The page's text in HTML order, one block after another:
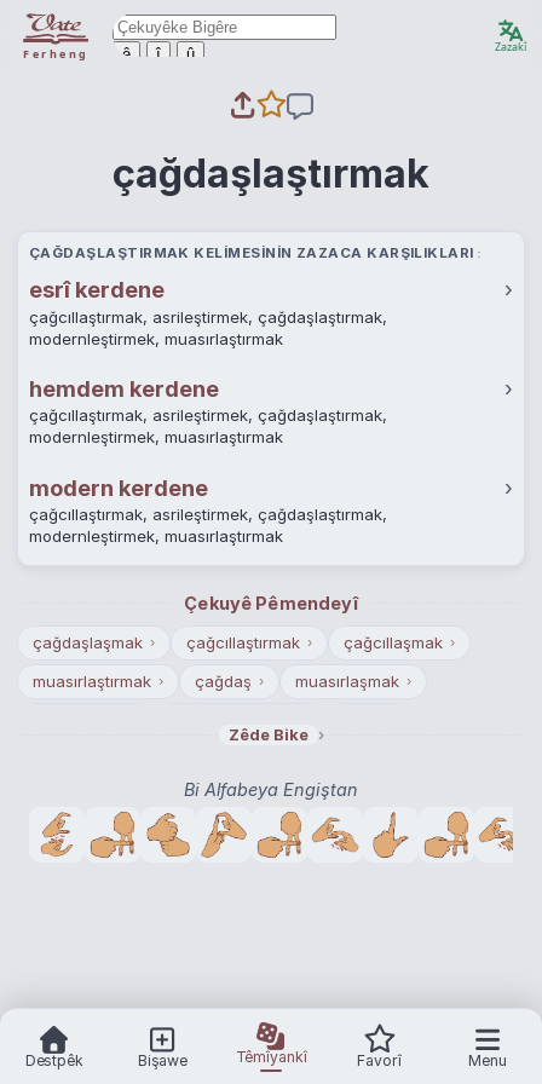
Ferheng ê î û Zazakî
çağdaşlaştırmak
ÇAĞDAŞLAŞTIRMAK KELIMESININ ZAZACA KARŞILIKLARI
esrî kerdene ›
çağcıllaştırmak, asrileştirmek, çağdaşlaştırmak,
modernleştirmek, muasırlaştırmak
hemdem kerdene ›
çağcıllaştırmak, asrileştirmek, çağdaşlaştırmak,
modernleştirmek, muasırlaştırmak
modern kerdene ›
çağcıllaştırmak, asrileştirmek, çağdaşlaştırmak,
modernleştirmek, muasırlaştırmak
Çekuyê Pêmendeyî
çağdaşlaşmak › çağcıllaştırmak › çağcıllaşmak ›
muasırlaştırmak › çağdaş › muasırlaşmak ›
Zêde Bike ›
Bi Alfabeya Engiştan
Destpêk Bişawe Têmîyankî Favorî Menu